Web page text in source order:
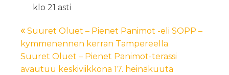
klo 21 asti
Suuret Oluet – Pienet Panimot -eli SOPP –
kymmenennen kerran Tampereella
Suuret Oluet – Pienet Panimot-terassi
avautuu keskiviikkona 17. heinäkuuta